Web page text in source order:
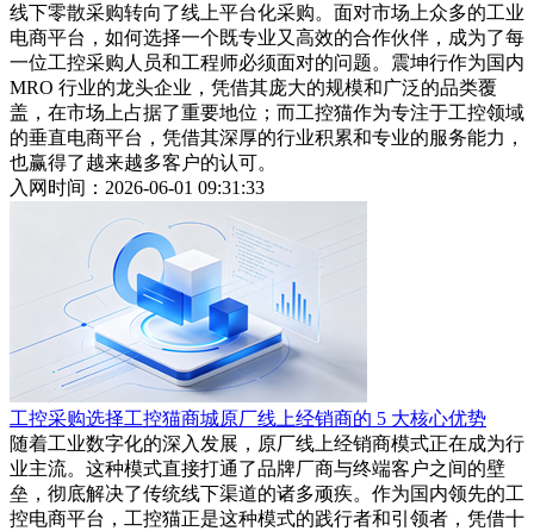
线下零散采购转向了线上平台化采购。面对市场上众多的工业
电商平台，如何选择一个既专业又高效的合作伙伴，成为了每
一位工控采购人员和工程师必须面对的问题。震坤行作为国内
MRO 行业的龙头企业，凭借其庞大的规模和广泛的品类覆
盖，在市场上占据了重要地位；而工控猫作为专注于工控领域
的垂直电商平台，凭借其深厚的行业积累和专业的服务能力，
也赢得了越来越多客户的认可。
入网时间：2026-06-01 09:31:33
工控采购选择工控猫商城原厂线上经销商的 5 大核心优势
随着工业数字化的深入发展，原厂线上经销商模式正在成为行
业主流。这种模式直接打通了品牌厂商与终端客户之间的壁
垒，彻底解决了传统线下渠道的诸多顽疾。作为国内领先的工
控电商平台，工控猫正是这种模式的践行者和引领者，凭借十